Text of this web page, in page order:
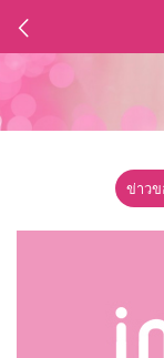
ข่าวข